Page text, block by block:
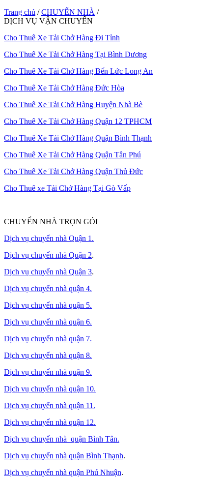
Trang chủ / CHUYỂN NHÀ /
DỊCH VỤ VẬN CHUYỂN
Cho Thuê Xe Tải Chở Hàng Đi Tỉnh
Cho Thuê Xe Tải Chở Hàng Tại Bình Dương
Cho Thuê Xe Tải Chở Hàng Bến Lức Long An
Cho Thuê Xe Tải Chở Hàng Đức Hòa
Cho Thuê Xe Tải Chở Hàng Huyện Nhà Bè
Cho Thuê Xe Tải Chở Hàng Quận 12 TPHCM
Cho Thuê Xe Tải Chở Hàng Quận Bình Thạnh
Cho Thuê Xe Tải Chở Hàng Quận Tân Phú
Cho Thuê Xe Tải Chở Hàng Quận Thủ Đức
Cho Thuê xe Tải Chở Hàng Tại Gò Vấp
CHUYỂN NHÀ TRỌN GÓI
Dịch vụ chuyển nhà Quận 1.
Dịch vụ chuyển nhà Quận 2.
Dịch vụ chuyển nhà Quận 3.
Dịch vụ chuyển nhà quận 4.
Dịch vụ chuyển nhà quận 5.
Dịch vụ chuyển nhà quận 6.
Dịch vụ chuyển nhà quận 7.
Dịch vụ chuyển nhà quận 8.
Dịch vụ chuyển nhà quận 9.
Dịch vụ chuyển nhà quận 10.
Dịch vụ chuyển nhà quận 11.
Dịch vụ chuyển nhà quận 12.
Dịch vụ chuyển nhà quận Bình Tân.
Dịch vụ chuyển nhà quận Bình Thạnh.
Dịch vụ chuyển nhà quận Phú Nhuận.